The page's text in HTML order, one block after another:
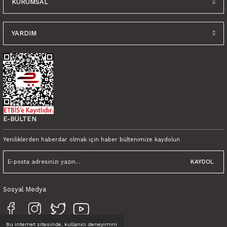
Bu internet sitesinde, kullanıcı deneyimini
KURUMSAL
YARDIM
E-BÜLTEN
Yeniliklerden haberdar olmak için haber bültenimize kaydolun
KAYDOL
Sosyal Medya